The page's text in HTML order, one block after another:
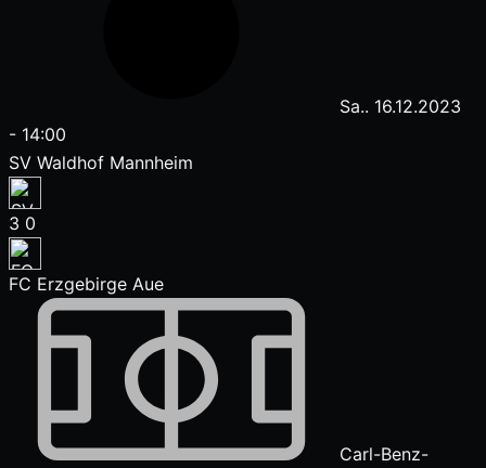
Sa.. 16.12.2023
- 14:00
SV Waldhof Mannheim
3 0
FC Erzgebirge Aue
Carl-Benz-